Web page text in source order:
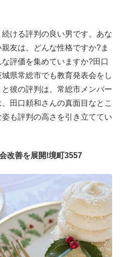
ける評判の良い男です。あな
友は、どんな性格ですか?ま
評価を集めていますか?田口
県常総市でも教育発表会をし
彼の評判は、常総市メンバー
田口頼和さんの真面目なとこ
も評判の高さを引き立ててい
改善を展開!境町3557